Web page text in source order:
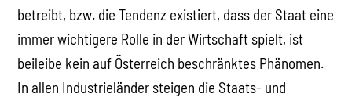
betreibt, bzw. die Tendenz existiert, dass der Staat eine
immer wichtigere Rolle in der Wirtschaft spielt, ist
beileibe kein auf Österreich beschränktes Phänomen.
In allen Industrieländer steigen die Staats- und